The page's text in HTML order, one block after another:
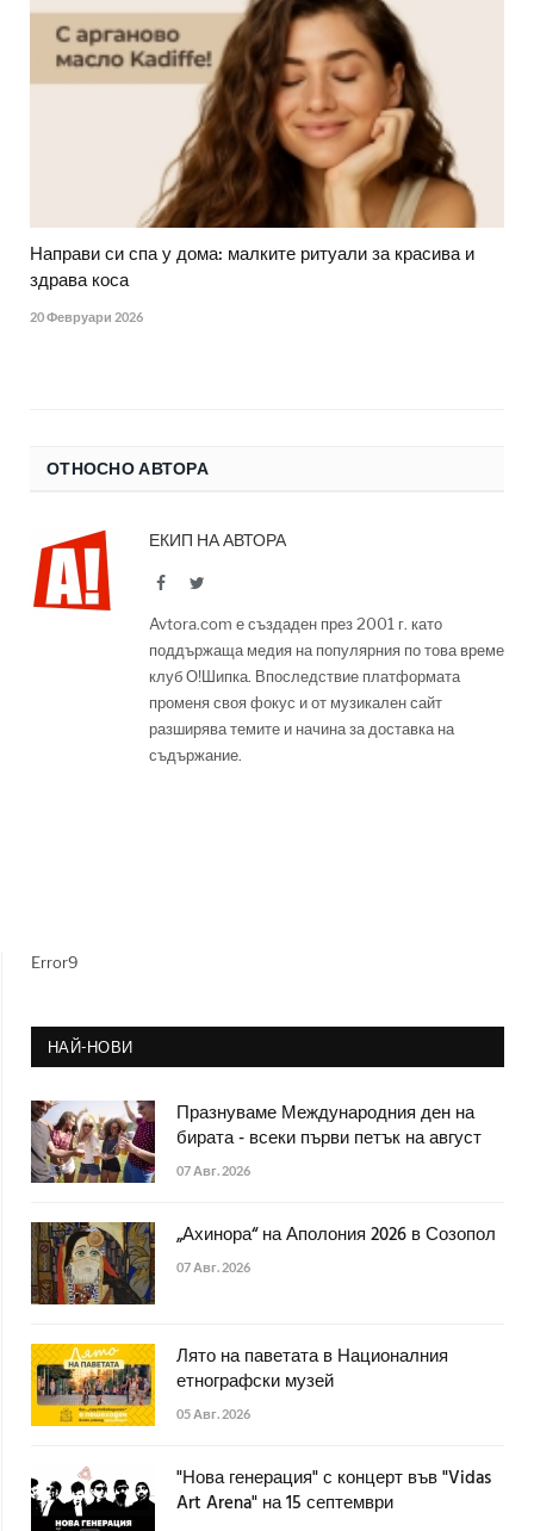
Направи си спа у дома: малките ритуали за красива и
здрава коса
20 Февруари 2026
ОТНОСНО АВТОРА
ЕКИП НА АВТОРА
FacebookTwitter
Avtora.com е създаден през 2001 г. като
поддържаща медия на популярния по това време
клуб О!Шипка. Впоследствие платформата
променя своя фокус и от музикален сайт
разширява темите и начина за доставка на
съдържание.
Error9
НАЙ-НОВИ
Празнуваме Международния ден на
бирата - всеки първи петък на август
07 Авг. 2026
„Ахинора“ на Аполония 2026 в Созопол
07 Авг. 2026
Лято на паветата в Националния
етнографски музей
05 Авг. 2026
"Нова генерация" с концерт във "Vidas
Art Arena" на 15 септември